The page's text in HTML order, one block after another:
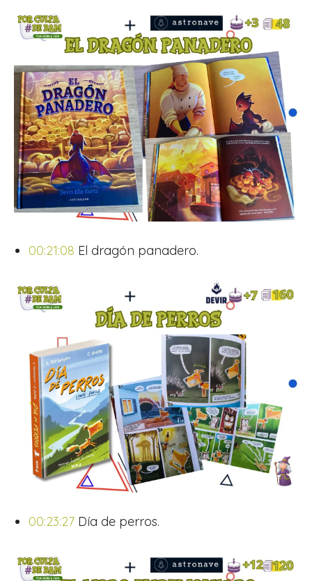
00:21:08 El dragón panadero.
00:23:27 Día de perros.